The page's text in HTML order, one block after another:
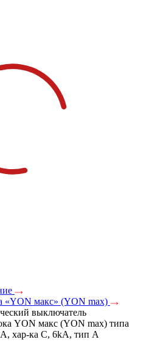
«YON макс» (YON max)
выключатель
YON макс (YON max) типа
хар-ка C, 6kA, тип А